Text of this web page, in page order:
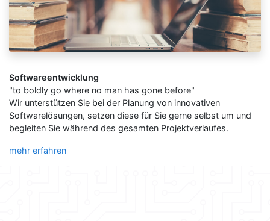
Softwareentwicklung
"to boldly go where no man has gone before"
Wir unterstützen Sie bei der Planung von innovativen
Softwarelösungen, setzen diese für Sie gerne selbst um und
begleiten Sie während des gesamten Projektverlaufes.
mehr erfahren